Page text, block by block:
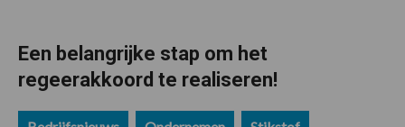
Een belangrijke stap om het
regeerakkoord te realiseren!